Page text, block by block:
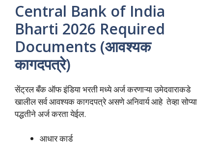
Central Bank of India
Bharti 2026 Required
Documents (आवश्यक
कागदपत्रे)
सेंट्रल बँक ऑफ इंडिया भरती मध्ये अर्ज करणाऱ्या उमेदवाराकडे
खालील सर्व आवश्यक कागदपत्रे असणे अनिवार्य आहे तेव्हा सोप्या
पद्धतीने अर्ज करता येईल.
आधार कार्ड